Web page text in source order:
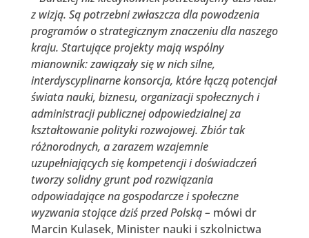
z wizją. Są potrzebni zwłaszcza dla powodzenia
programów o strategicznym znaczeniu dla naszego
kraju. Startujące projekty mają wspólny
mianownik: zawiązały się w nich silne,
interdyscyplinarne konsorcja, które łączą potencjał
świata nauki, biznesu, organizacji społecznych i
administracji publicznej odpowiedzialnej za
kształtowanie polityki rozwojowej. Zbiór tak
różnorodnych, a zarazem wzajemnie
uzupełniających się kompetencji i doświadczeń
tworzy solidny grunt pod rozwiązania
odpowiadające na gospodarcze i społeczne
wyzwania stojące dziś przed Polską – mówi dr
Marcin Kulasek, Minister nauki i szkolnictwa